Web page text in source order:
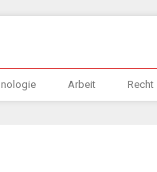
Arbeit Recht